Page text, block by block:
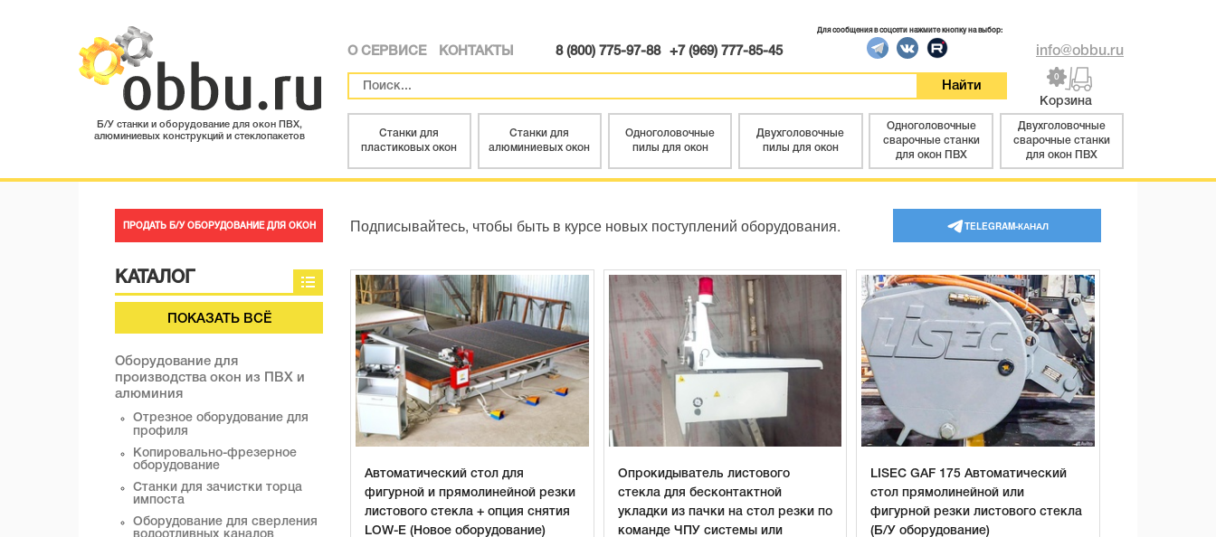
Б/У станки и оборудование для окон ПВХ,
алюминиевых конструкций и стеклопакетов
О СЕРВИСЕ КОНТАКТЫ 8 (800) 775-97-88 +7 (969) 777-85-45
Для сообщения в соцсети нажмите кнопку на выбор:
info@obbu.ru
0
Корзина
Станки для
пластиковых окон
Станки для
алюминиевых окон
Одноголовочные
пилы для окон
Двухголовочные
пилы для окон
Одноголовочные
сварочные станки
для окон ПВХ
Двухголовочные
сварочные станки
для окон ПВХ
ПРОДАТЬ Б/У ОБОРУДОВАНИЕ ДЛЯ ОКОН
КАТАЛОГ
ПОКАЗАТЬ ВСЁ
Оборудование для
производства окон из ПВХ и
алюминия
Отрезное оборудование для
профиля
Копировально-фрезерное
оборудование
Станки для зачистки торца
импоста
Оборудование для сверления
Подписывайтесь, чтобы быть в курсе новых поступлений оборудования. TELEGRAM-КАНАЛ
Автоматический стол для
фигурной и прямолинейной резки
листового стекла + опция снятия
LOW-E (Новое оборудование)
Опрокидыватель листового
стекла для бесконтактной
укладки из пачки на стол резки по
команде ЧПУ системы или
LISEC GAF 175 Автоматический
стол прямолинейной или
фигурной резки листового стекла
(Б/У оборудование)